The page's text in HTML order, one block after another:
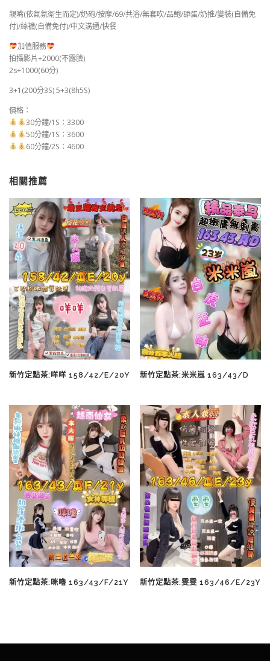
親嘴(依氣氛衛生而定)/奶砲/按摩/69/共浴/無套吹/品鮑/舔蛋/奶推/變裝(自備免
付)/絲襪(自備免付)/中文溝通/快餐
加值服務
拍攝影片+2000(不露臉)
2s+1000(60分)
3+1(200分3S) 5+3(8h5S)
價格：
30分鐘/1S：3300
50分鐘/1S：3600
60分鐘/2S：4600
相關推薦
新竹定點茶:咩咩 158/42/E/20Y 新竹定點茶:米米嵐 163/43/D
新竹定點茶:咪嚕 163/43/F/21Y 新竹定點茶:雯雯 163/46/E/23Y